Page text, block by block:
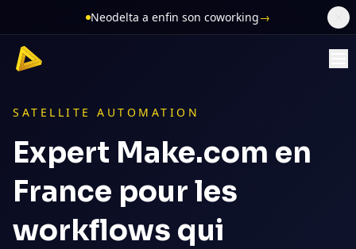
Neodelta a enfin son coworking→
SATELLITE AUTOMATION
Expert Make.com en
France pour les
workflows qui